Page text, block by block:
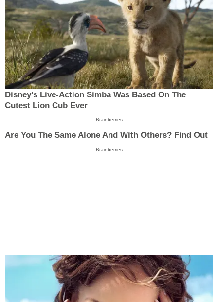
Disney’s Live-Action Simba Was Based On The
Cutest Lion Cub Ever
Brainberries
Are You The Same Alone And With Others? Find Out
Brainberries